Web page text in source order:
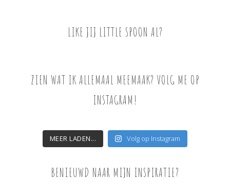
LIKE JIJ LITTLE SPOON AL?
ZIEN WAT IK ALLEMAAL MEEMAAK? VOLG ME OP
INSTAGRAM!
MEER LADEN... Volg op Instagram
BENIEUWD NAAR MIJN INSPIRATIE?